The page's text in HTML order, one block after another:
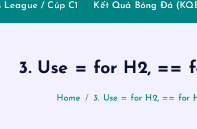
League / Cúp C1 Kết Quả Bóng Đá
3. Use = for H2, ==
Home 3. Use = for H2, == for